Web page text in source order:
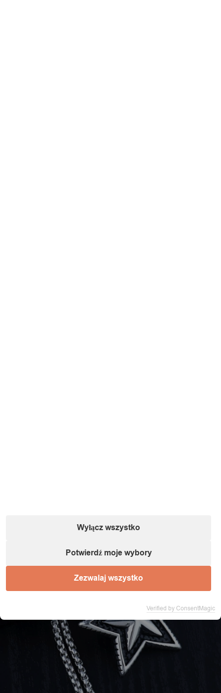
Wyłącz wszystko
Potwierdź moje wybory
Zezwalaj wszystko
Verified by ConsentMagic